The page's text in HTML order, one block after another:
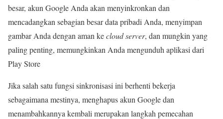
besar, akun Google Anda akan menyinkronkan dan
mencadangkan sebagian besar data pribadi Anda, menyimpan
gambar Anda dengan aman kecloud server, dan mungkin yang
paling penting, memungkinkan Anda mengunduh aplikasi dari
Play Store
Jika salah satu fungsi sinkronisasi ini berhenti bekerja
sebagaimana mestinya, menghapus akun Google dan
menambahkannya kembali merupakan langkah pemecahan